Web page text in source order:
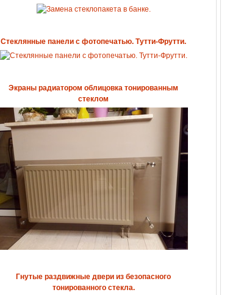
Стеклянные панели с фотопечатью. Тутти-Фрутти.
Экраны радиатором облицовка тонированным
стеклом
Гнутые раздвижные двери из безопасного
тонированного стекла.